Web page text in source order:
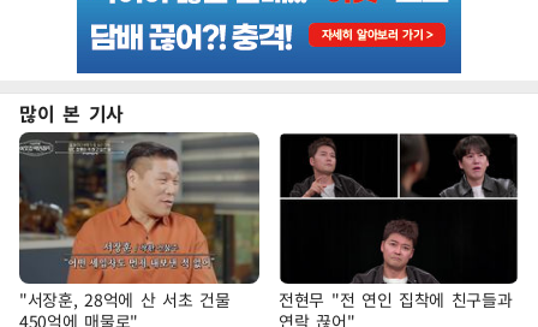
많이 본 기사
"서장훈, 28억에 산 서초 건물
450억에 매물로"
전현무 "전 연인 집착에 친구들과
연락 끊어"